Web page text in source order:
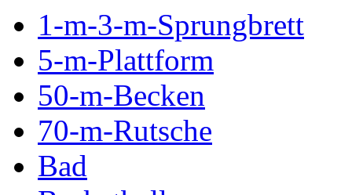
1-m-3-m-Sprungbrett
5-m-Plattform
50-m-Becken
70-m-Rutsche
Bad